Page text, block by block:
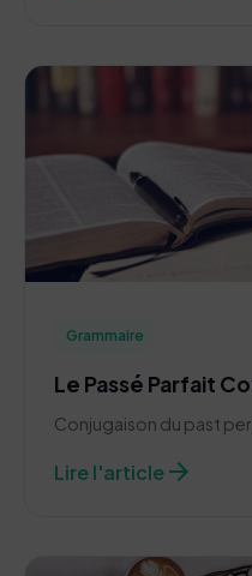
Grammaire
Le Passé Parfait
Conjugaison du past
Lire l'articlearrow_forward